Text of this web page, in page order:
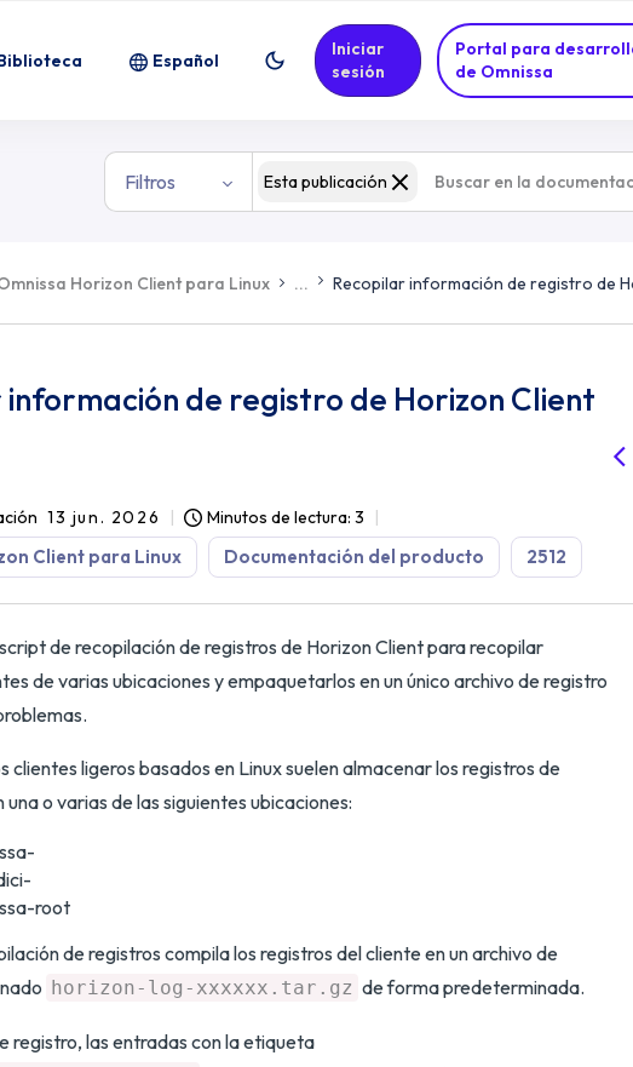
Portal para
de Omnissa
Español
Iniciar
sesión
Filtros Esta publicación
Horizon Client para Linux ... Recopilar información de registro de
información de registro de Horizon Client
13 jun. 2026 Minutos de lectura: 3
Client para Linux Documentación del producto 2512
de recopilación de registros de Horizon Client para recopilar
de varias ubicaciones y empaquetarlos en un único archivo de registro
clientes ligeros basados en Linux suelen almacenar los registros de
una o varias de las siguientes ubicaciones:
root
de registros compila los registros del cliente en un archivo de
horizon-log-xxxxxx.tar.gz de forma predeterminada.
registro, las entradas con la etiqueta